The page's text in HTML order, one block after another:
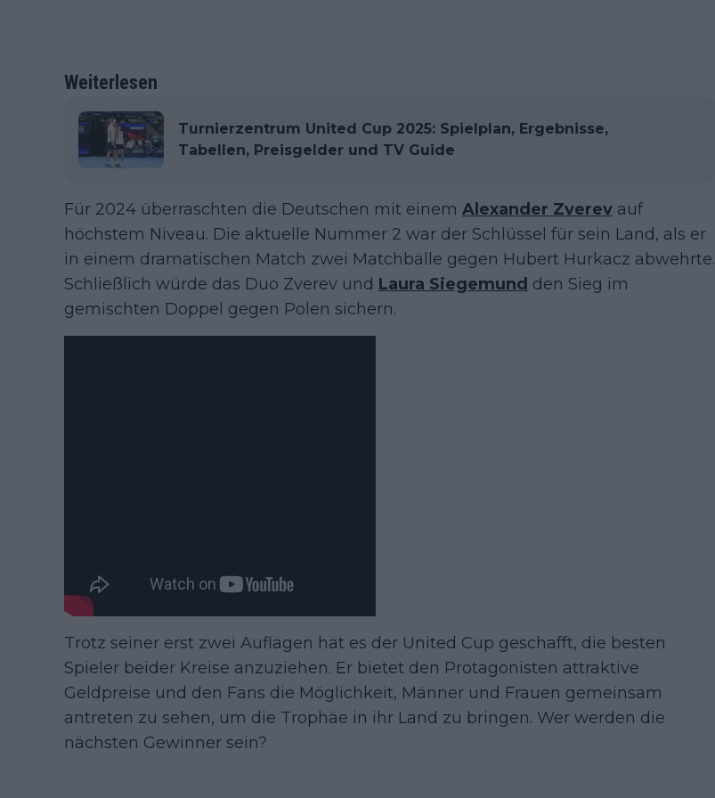
Weiterlesen
Turnierzentrum United Cup 2025: Spielplan, Ergebnisse,
Tabellen, Preisgelder und TV Guide
Für 2024 überraschten die Deutschen mit einem Alexander Zverev auf
höchstem Niveau. Die aktuelle Nummer 2 war der Schlüssel für sein Land, als er
in einem dramatischen Match zwei Matchbälle gegen Hubert Hurkacz abwehrte.
Schließlich würde das Duo Zverev und Laura Siegemund den Sieg im
gemischten Doppel gegen Polen sichern.
Trotz seiner erst zwei Auflagen hat es der United Cup geschafft, die besten
Spieler beider Kreise anzuziehen. Er bietet den Protagonisten attraktive
Geldpreise und den Fans die Möglichkeit, Männer und Frauen gemeinsam
antreten zu sehen, um die Trophäe in ihr Land zu bringen. Wer werden die
nächsten Gewinner sein?